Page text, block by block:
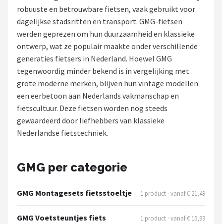
Kinderfietsen
Stadsfietsen
Elektrische fietsen
Mountainbikes
Shop
POPULAIRE MERKEN
Basil
Volare
robuuste en betrouwbare fietsen, vaak gebruikt voor
dagelijkse stadsritten en transport. GMG-fietsen
werden geprezen om hun duurzaamheid en klassieke
ontwerp, wat ze populair maakte onder verschillende
generaties fietsers in Nederland. Hoewel GMG
tegenwoordig minder bekend is in vergelijking met
grote moderne merken, blijven hun vintage modellen
een eerbetoon aan Nederlands vakmanschap en
fietscultuur. Deze fietsen worden nog steeds
gewaardeerd door liefhebbers van klassieke
Nederlandse fietstechniek.
GMG per categorie
GMG Montagesets fietsstoeltje 1 product · vanaf € 21,49
GMG Voetsteuntjes fiets 1 product · vanaf € 15,99